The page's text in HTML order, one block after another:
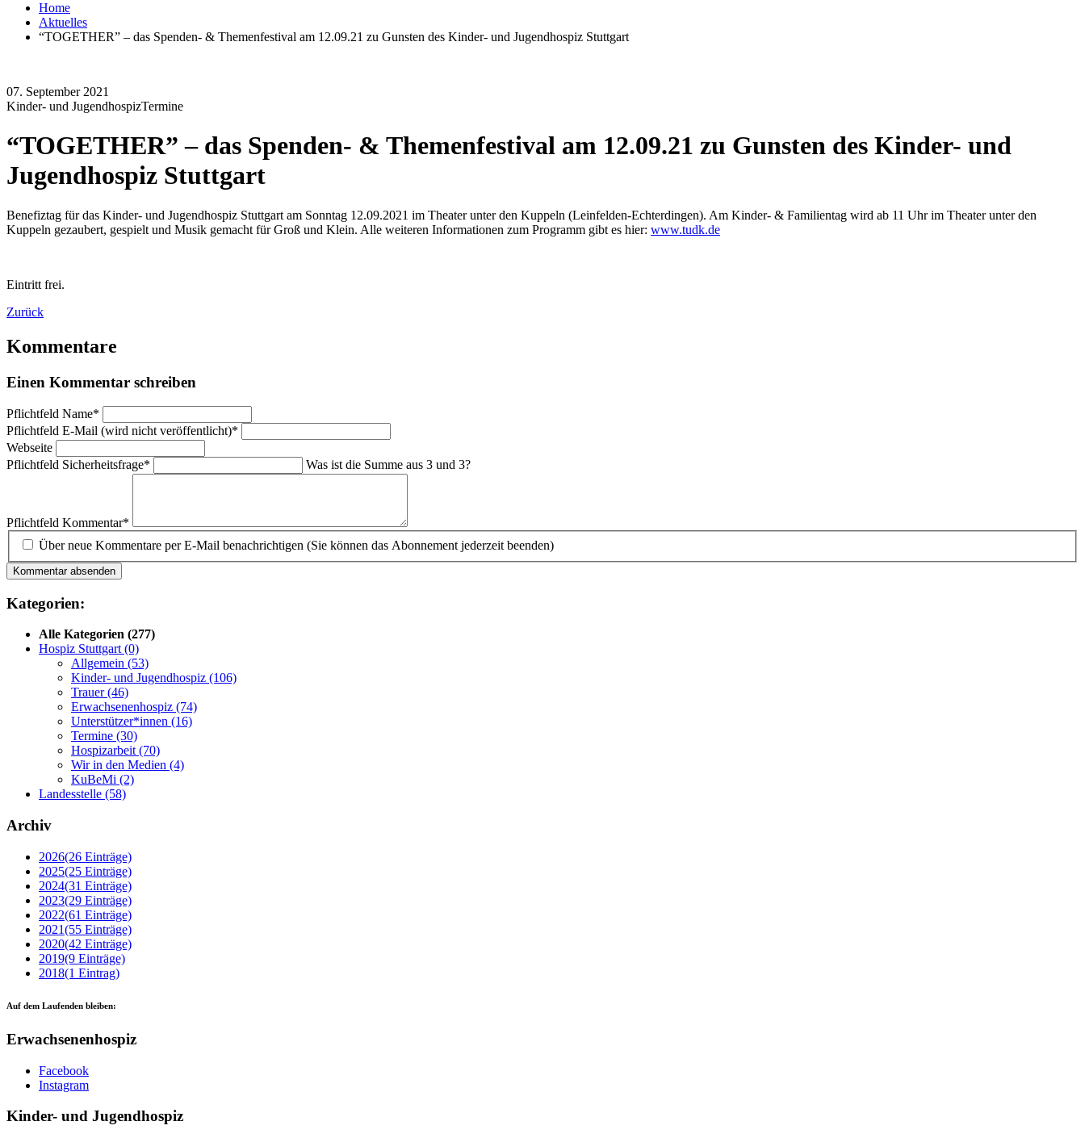
Home
Aktuelles
“TOGETHER” – das Spenden- & Themenfestival am 12.09.21 zu Gunsten des Kinder- und Jugendhospiz Stuttgart
07. September 2021
Kinder- und JugendhospizTermine
“TOGETHER” – das Spenden- & Themenfestival am 12.09.21 zu Gunsten des Kinder- und
Jugendhospiz Stuttgart
Benefiztag für das Kinder- und Jugendhospiz Stuttgart am Sonntag 12.09.2021 im Theater unter den Kuppeln (Leinfelden-Echterdingen). Am Kinder- & Familientag wird ab 11 Uhr im Theater unter den
Kuppeln gezaubert, gespielt und Musik gemacht für Groß und Klein. Alle weiteren Informationen zum Programm gibt es hier: www.tudk.de
Eintritt frei.
Zurück
Kommentare
Einen Kommentar schreiben
Pflichtfeld Name*
Pflichtfeld E-Mail (wird nicht veröffentlicht)*
Webseite
Pflichtfeld Sicherheitsfrage* Was ist die Summe aus 3 und 3?
Pflichtfeld Kommentar*
Über neue Kommentare per E-Mail benachrichtigen (Sie können das Abonnement jederzeit beenden)
Kommentar absenden
Kategorien:
Alle Kategorien (277)
Hospiz Stuttgart (0)
Allgemein (53)
Kinder- und Jugendhospiz (106)
Trauer (46)
Erwachsenenhospiz (74)
Unterstützer*innen (16)
Termine (30)
Hospizarbeit (70)
Wir in den Medien (4)
KuBeMi (2)
Landesstelle (58)
Archiv
2026(26 Einträge)
2025(25 Einträge)
2024(31 Einträge)
2023(29 Einträge)
2022(61 Einträge)
2021(55 Einträge)
2020(42 Einträge)
2019(9 Einträge)
2018(1 Eintrag)
Auf dem Laufenden bleiben:
Erwachsenenhospiz
Facebook
Instagram
Kinder- und Jugendhospiz